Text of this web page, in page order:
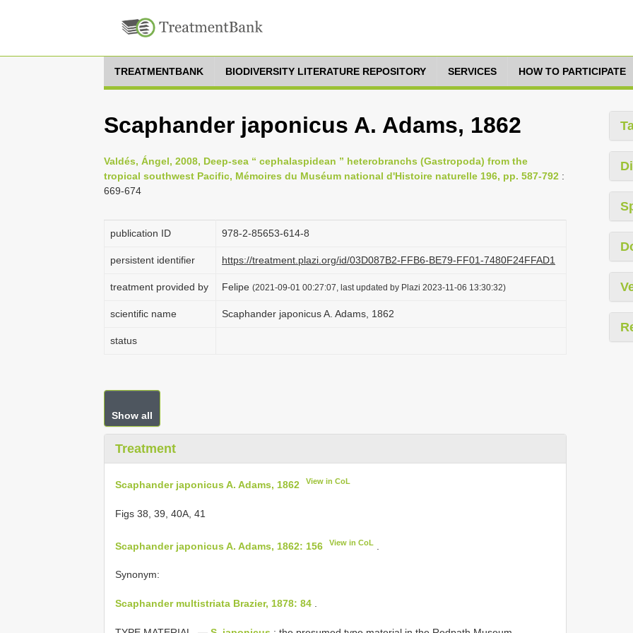
TREATMENTBANK BIODIVERSITY LITERATURE REPOSITORY SERVICES HOW TO PARTICIPATE
Scaphander japonicus A. Adams, 1862
Valdés, Ángel, 2008, Deep-sea “ cephalaspidean ” heterobranchs (Gastropoda) from the
tropical southwest Pacific, Mémoires du Muséum national d'Histoire naturelle 196, pp. 587-792 :
669-674
publication ID 978-2-85653-614-8
persistent identifier https://treatment.plazi.org/id/03D087B2-FFB6-BE79-FF01-7480F24FFAD1
treatment provided by Felipe (2021-09-01 00:27:07, last updated by Plazi 2023-11-06 13:30:32)
scientific name Scaphander japonicus A. Adams, 1862
status
Show all
Treatment
Scaphander japonicus A. Adams, 1862 View in CoL
Figs 38, 39, 40A, 41
Scaphander japonicus A. Adams, 1862: 156 View in CoL
Synonym:
Scaphander multistriata Brazier, 1878: 84 .